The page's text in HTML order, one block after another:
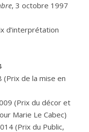
, 3 octobre 1997
d’interprétation
de la mise en
(Prix du décor et
Marie Le Cabec)
(Prix du Public,